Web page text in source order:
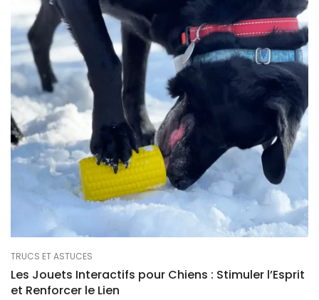
TRUCS ET ASTUCES
Les Jouets Interactifs pour Chiens : Stimuler l’Esprit
et Renforcer le Lien